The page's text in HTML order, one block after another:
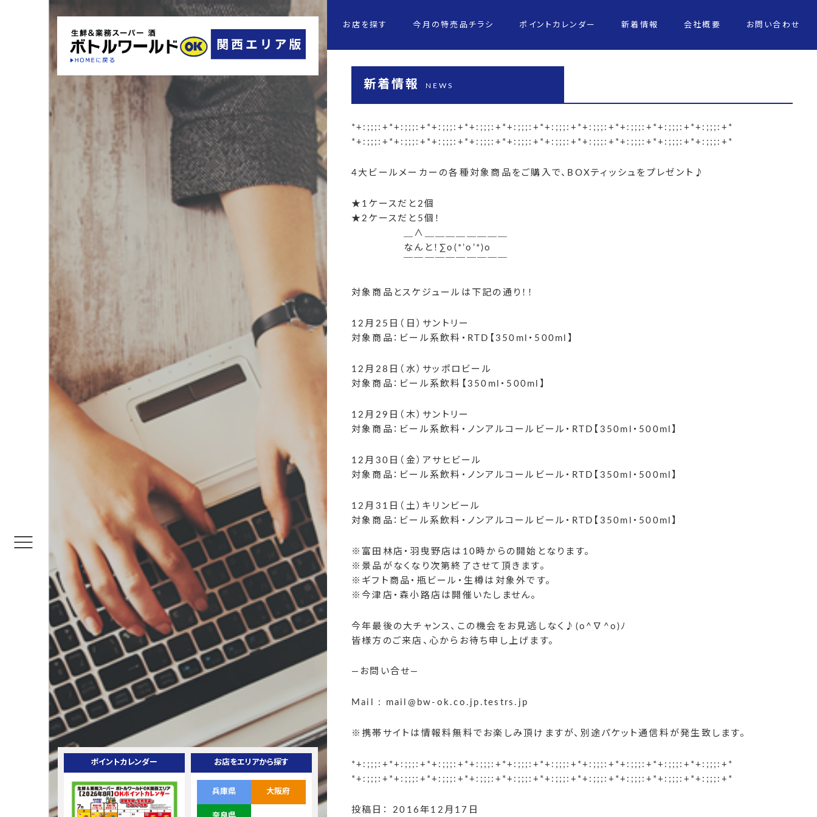
ポイントカレンダー お店をエリアから探す
兵庫県 大阪府
お店を探す 今月の特売品チラシ ポイントカレンダー 新着情報 会社概要 お問い合わせ
新着情報 NEWS
*+:;;;:+*+:;;;:+*+:;;;:+*+:;;;:+*+:;;;:+*+:;;;:+*+:;;;:+*+:;;;:+*+:;;;:+*+:;;;:+*
*+:;;;:+*+:;;;:+*+:;;;:+*+:;;;:+*+:;;;:+*+:;;;:+*+:;;;:+*+:;;;:+*+:;;;:+*+:;;;:+*
4大ビールメーカーの各種対象商品をご購入で、BOXティッシュをプレゼント♪
★1ケースだと2個
★2ケースだと5個！
＿∧＿＿＿＿＿＿＿＿
なんと！∑o(*’o’*)o
対象商品とスケジュールは下記の通り！！
12月25日（日）サントリー
対象商品：ビール系飲料・RTD【350ml・500ml】
12月28日（水）サッポロビール
対象商品：ビール系飲料【350ml・500ml】
12月29日（木）サントリー
対象商品：ビール系飲料・ノンアルコールビール・RTD【350ml・500ml】
12月30日（金）アサヒビール
対象商品：ビール系飲料・ノンアルコールビール・RTD【350ml・500ml】
12月31日（土）キリンビール
対象商品：ビール系飲料・ノンアルコールビール・RTD【350ml・500ml】
※富田林店・羽曳野店は10時からの開始となります。
※景品がなくなり次第終了させて頂きます。
※ギフト商品・瓶ビール・生樽は対象外です。
※今津店・森小路店は開催いたしません。
今年最後の大チャンス、この機会をお見逃しなく♪(o^∇^o)ﾉ
皆様方のご来店、心からお待ち申し上げます。
—お問い合せ—
Mail : mail@bw-ok.co.jp.testrs.jp
※携帯サイトは情報料無料でお楽しみ頂けますが、別途パケット通信料が発生致します。
*+:;;;:+*+:;;;:+*+:;;;:+*+:;;;:+*+:;;;:+*+:;;;:+*+:;;;:+*+:;;;:+*+:;;;:+*+:;;;:+*
*+:;;;:+*+:;;;:+*+:;;;:+*+:;;;:+*+:;;;:+*+:;;;:+*+:;;;:+*+:;;;:+*+:;;;:+*+:;;;:+*
投稿日： 2016年12月17日